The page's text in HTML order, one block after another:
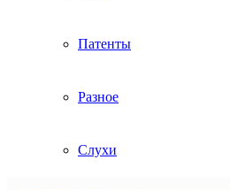
Патенты
Разное
Слухи